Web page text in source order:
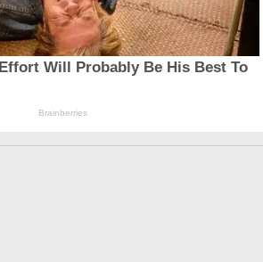
Will Probably Be His Best To
Brainberries